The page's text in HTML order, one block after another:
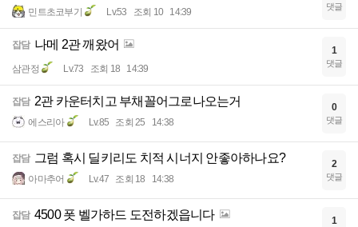
민트초코부기 Lv.53 조회 10 14:39 댓글
잡담 나메 2관 깨왔어
삼관정 Lv.73 조회 18 14:39
1
댓글
잡담 2관 카운터치고 부채꼴어그로나오는거
에스리아 Lv.85 조회 25 14:38
0
댓글
잡담 그럼 혹시 딜키리도 치적 시너지 안좋아하나요?
아마추어 Lv.47 조회 18 14:38
2
댓글
잡담 4500 폿 벨가하드 도전하겠읍니다 1